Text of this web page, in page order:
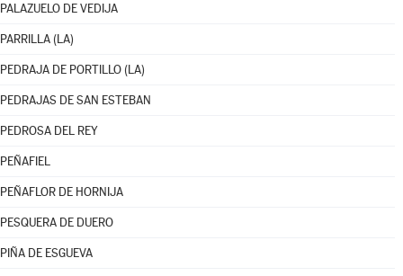
PALAZUELO DE VEDIJA
PARRILLA (LA)
PEDRAJA DE PORTILLO (LA)
PEDRAJAS DE SAN ESTEBAN
PEDROSA DEL REY
PEÑAFIEL
PEÑAFLOR DE HORNIJA
PESQUERA DE DUERO
PIÑA DE ESGUEVA